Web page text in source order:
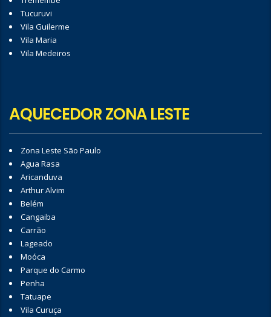
Tucuruvi
Vila Guilerme
Vila Maria
Vila Medeiros
AQUECEDOR ZONA LESTE
Zona Leste São Paulo
Agua Rasa
Aricanduva
Arthur Alvim
Belém
Cangaiba
Carrão
Lageado
Moóca
Parque do Carmo
Penha
Tatuape
Vila Curuça